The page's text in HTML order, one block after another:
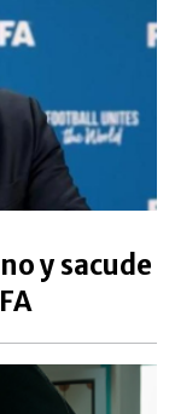
y sacude